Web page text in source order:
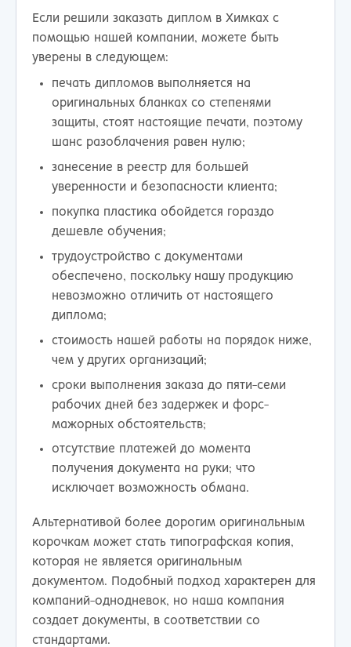
Если решили заказать диплом в Химках с
помощью нашей компании, можете быть
уверены в следующем:
печать дипломов выполняется на
оригинальных бланках со степенями
защиты, стоят настоящие печати, поэтому
шанс разоблачения равен нулю;
занесение в реестр для большей
уверенности и безопасности клиента;
покупка пластика обойдется гораздо
дешевле обучения;
трудоустройство с документами
обеспечено, поскольку нашу продукцию
невозможно отличить от настоящего
диплома;
стоимость нашей работы на порядок ниже,
чем у других организаций;
сроки выполнения заказа до пяти-семи
рабочих дней без задержек и форс-
мажорных обстоятельств;
отсутствие платежей до момента
получения документа на руки; что
исключает возможность обмана.
Альтернативой более дорогим оригинальным
корочкам может стать типографская копия,
которая не является оригинальным
документом. Подобный подход характерен для
компаний-однодневок, но наша компания
создает документы, в соответствии со
стандартами.